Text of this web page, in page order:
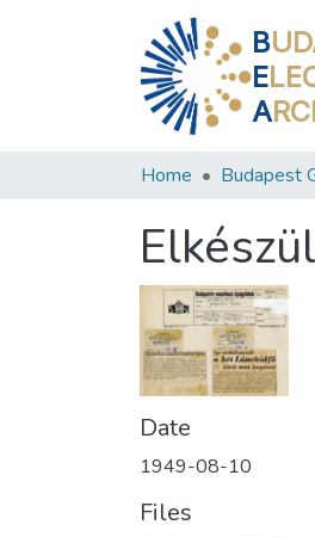
B
E
A
Home Budapest
Date
1949-08-10
Files